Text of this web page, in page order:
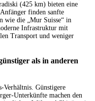
(425 km) bieten eine
finden sanfte
wie die „Mur Suisse“ in
Infrastruktur mit
Transport und weniger
als in anderen
Verhältnis. Günstigere
Unterkünfte machen den